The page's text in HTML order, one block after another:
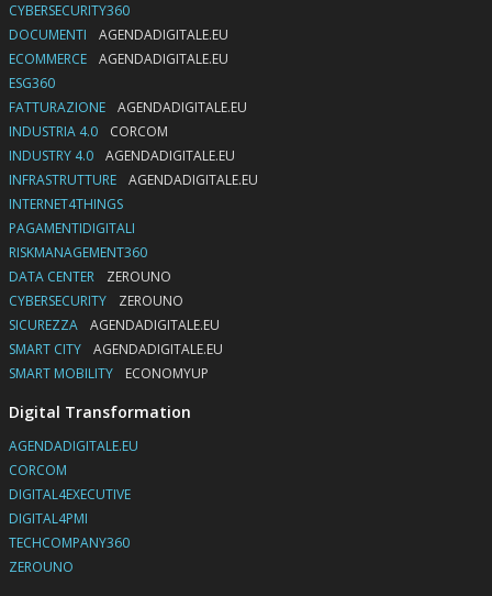
CYBERSECURITY360
DOCUMENTI
AGENDADIGITALE.EU
ECOMMERCE
AGENDADIGITALE.EU
ESG360
FATTURAZIONE
AGENDADIGITALE.EU
INDUSTRIA 4.0
CORCOM
INDUSTRY 4.0
AGENDADIGITALE.EU
INFRASTRUTTURE
AGENDADIGITALE.EU
INTERNET4THINGS
PAGAMENTIDIGITALI
RISKMANAGEMENT360
DATA CENTER
ZEROUNO
CYBERSECURITY
ZEROUNO
SICUREZZA
AGENDADIGITALE.EU
SMART CITY
AGENDADIGITALE.EU
SMART MOBILITY
ECONOMYUP
Digital Transformation
AGENDADIGITALE.EU
CORCOM
DIGITAL4EXECUTIVE
DIGITAL4PMI
TECHCOMPANY360
ZEROUNO